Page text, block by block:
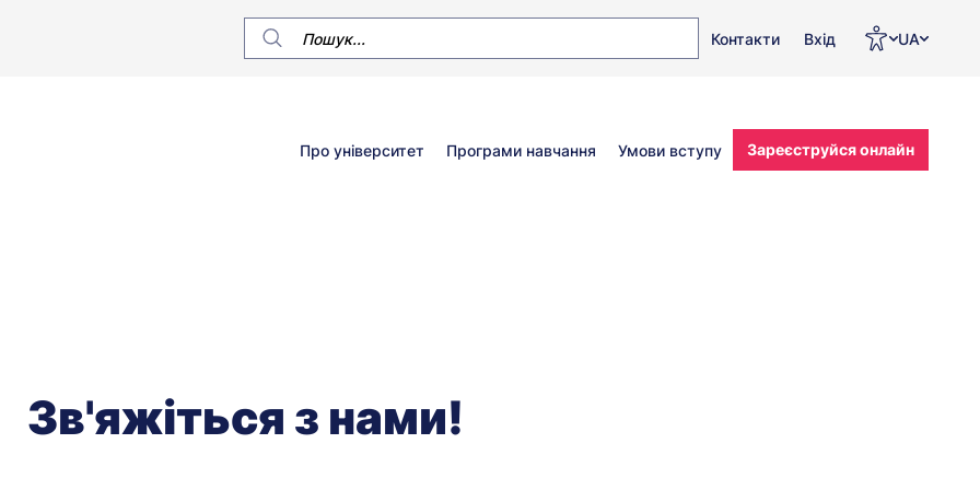
Top
Контакти Вхід UA
Główne
Про університет Програми навчання Умови вступу Зареєструйся онлайн
Зв'яжіться з нами!